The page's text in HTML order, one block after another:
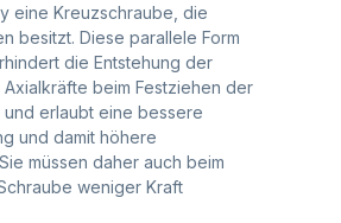
eine Kreuzschraube, die
besitzt. Diese parallele Form
die Entstehung der
beim Festziehen der
erlaubt eine bessere
und damit höhere
müssen daher auch beim
weniger Kraft